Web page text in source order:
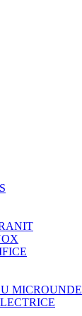
MICROUNDE